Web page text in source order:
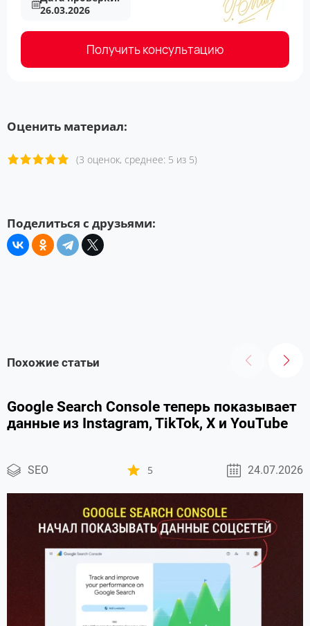
26.03.2026
Получить консультацию
Оценить материал:
(3 оценок, среднее: 5 из 5)
Поделиться с друзьями:
Похожие статьи
Google Search Console теперь показывает
данные из Instagram, TikTok, X и YouTube
SEO 5 24.07.2026